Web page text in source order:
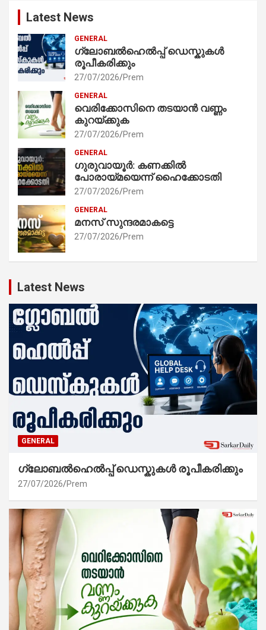
Latest News
GENERAL
ഗ്ലോബൽഹെൽപ്പ് ഡെസ്കുകൾ
രൂപീകരിക്കും
27/07/2026 Prem
GENERAL
വെരിക്കോസിനെ തടയാൻ വണ്ണം
കുറയ്ക്കുക
27/07/2026 Prem
GENERAL
ഗുരുവായൂർ: കണക്കിൽ
പോരായ്മയെന്ന് ഹൈക്കോടതി
27/07/2026 Prem
GENERAL
മനസ് സുന്ദരമാകട്ടെ
27/07/2026 Prem
Latest News
GENERAL
ഗ്ലോബൽഹെൽപ്പ് ഡെസ്കുകൾ രൂപീകരിക്കും
27/07/2026 Prem